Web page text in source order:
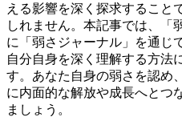
える影響を深く探求すること
しれません。本記事では、「
に「弱さジャーナル」を通じ
自分自身を深く理解する方法
す。あなた自身の弱さを認め
に内面的な解放や成長へとつ
ましょう。